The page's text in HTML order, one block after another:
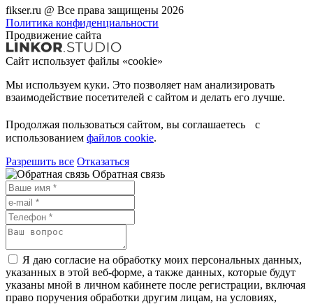
fikser.ru @ Все права защищены 2026
Политика конфиденциальности
Продвижение сайта
Сайт использует файлы «cookie»
Мы используем куки. Это позволяет нам анализировать
взаимодействие посетителей с сайтом и делать его лучше.
Продолжая пользоваться сайтом, вы соглашаетесь с
использованием файлов cookie.
Разрешить все Отказаться
Обратная связь
Я даю согласие на обработку моих персональных данных,
указанных в этой веб-форме, а также данных, которые будут
указаны мной в личном кабинете после регистрации, включая
право поручения обработки другим лицам, на условиях,